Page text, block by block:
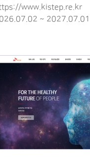
www.kistep.re.kr
~ 2027.07.01